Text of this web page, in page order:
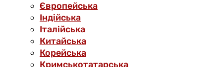
Європейська
Індійська
Італійська
Китайська
Корейська
Кримськотатарська